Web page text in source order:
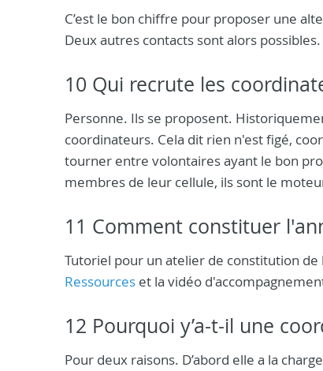
C’est le bon chiffre pour proposer une
Deux autres contacts sont alors
10 Qui recrute les
Personne. Ils se proposent.
coordinateurs. Cela dit rien n'est figé,
tourner entre volontaires ayant le bon
membres de leur cellule, ils sont le
11 Comment constituer
Tutoriel pour un atelier de constitution
Ressources et la vidéo
12 Pourquoi y’a-t-il une
Pour deux raisons. D’abord elle a la